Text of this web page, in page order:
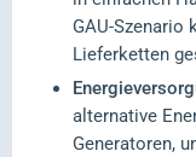
GAU-Szenario
Lieferketten
alternative
Generatoren,